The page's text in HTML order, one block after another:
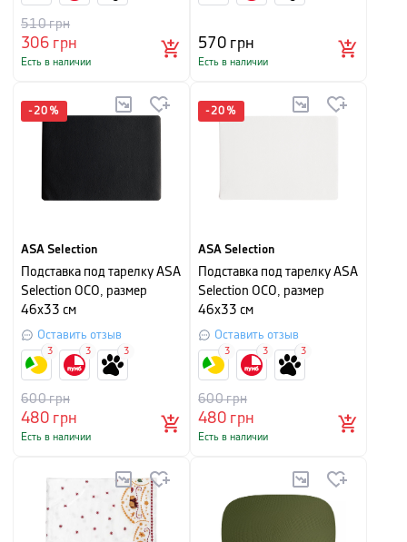
306грн
510грн
Есть в наличии
570грн
Есть в наличии
-20 %
ASA Selection
Подставка под тарелку ASA
Selection OCO, размер
46х33 см
Оставить отзыв
480грн
600грн
Есть в наличии
3 3 3
-20 %
ASA Selection
Подставка под тарелку ASA
Selection OCO, размер
46х33 см
Оставить отзыв
480грн
600грн
Есть в наличии
3 3 3